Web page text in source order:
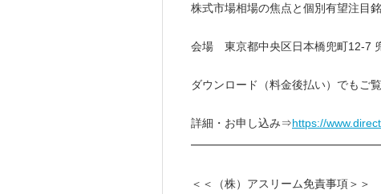
株式市場相場の焦点と個別有望注目銘
会場 東京都中央区日本橋兜町12-7
ダウンロード（料金後払い）でもご
詳細・お申し込み⇒https://
＜＜（株）アスリーム免責事項＞＞